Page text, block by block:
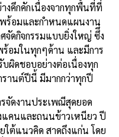
งคึกคักเนื่องจากทุกพื้นที่ที่
ร้อมและกำหนดแผนงาน
จัดกิจกรรมแบบยิ่งใหญ่ ซึึ่ง
อมในทุกๆด้าน และมีการ
ผิดชอบอย่างต่อเนื่องทุก
รานต์ปีนี้ มีมากกว่าทุกปี
จัดงานประเพณีสุดยอด
แคนและถนนข้าวเหนียว ปี
ใต้แนวคิด สาดถึงแก่น โดย